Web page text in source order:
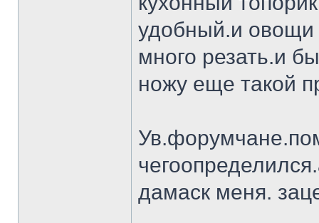
удобный.и овощи
много резать.и
ножу еще такой
дамаск меня.